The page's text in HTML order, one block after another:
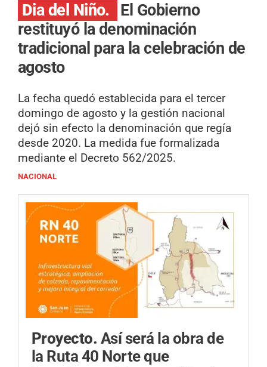
Dia del Niño.
El Gobierno
restituyó la denominación
tradicional para la celebración de
agosto
La fecha quedó establecida para el tercer
domingo de agosto y la gestión nacional
dejó sin efecto la denominación que regía
desde 2020. La medida fue formalizada
mediante el Decreto 562/2025.
NACIONAL
Proyecto. Así será la obra de
la Ruta 40 Norte que